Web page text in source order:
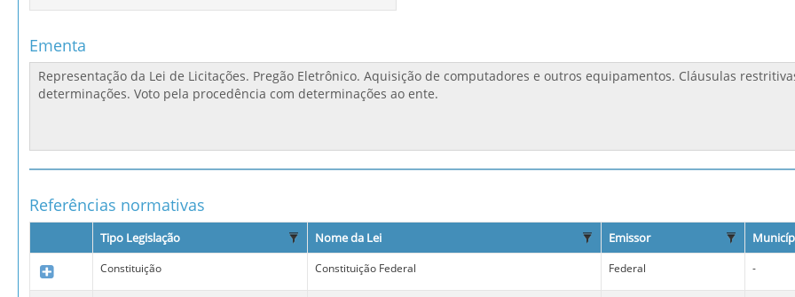
Ementa
Referências normativas
Tipo Legislação Nome da Lei Emissor
Constituição Constituição Federal Federal -